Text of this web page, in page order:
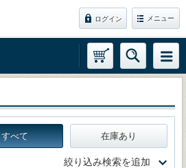
ログイン メニュー
すべて 在庫あり
絞り込み検索を追加